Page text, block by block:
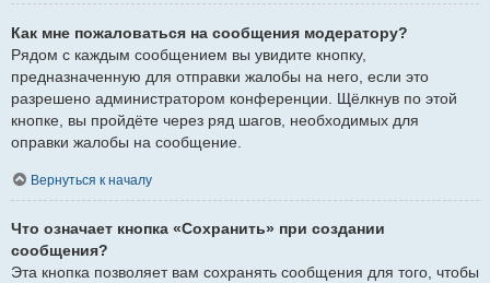
Как мне пожаловаться на сообщения модератору?
Рядом с каждым сообщением вы увидите кнопку,
предназначенную для отправки жалобы на него, если это
разрешено администратором конференции. Щёлкнув по этой
кнопке, вы пройдёте через ряд шагов, необходимых для
оправки жалобы на сообщение.
Вернуться к началу
Что означает кнопка «Сохранить» при создании
сообщения?
Эта кнопка позволяет вам сохранять сообщения для того, чтобы